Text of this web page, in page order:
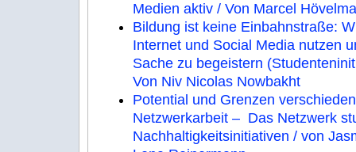
Medien aktiv / Von Marcel
Bildung ist keine Einbahnstraße:
Internet und Social Media nutzen
Sache zu begeistern
Von Niv Nicolas Nowbakht
Potential und Grenzen
Netzwerkarbeit – Das Netzwerk
Nachhaltigkeitsinitiativen / von